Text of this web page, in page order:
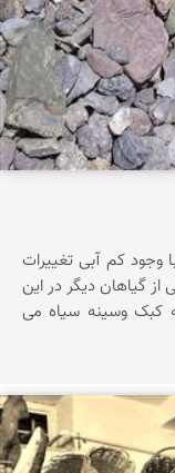
وجود کم آبی تغییرات
گیاهان دیگر در این
پرندگانی این منطقه کبک وسینه سیاه می